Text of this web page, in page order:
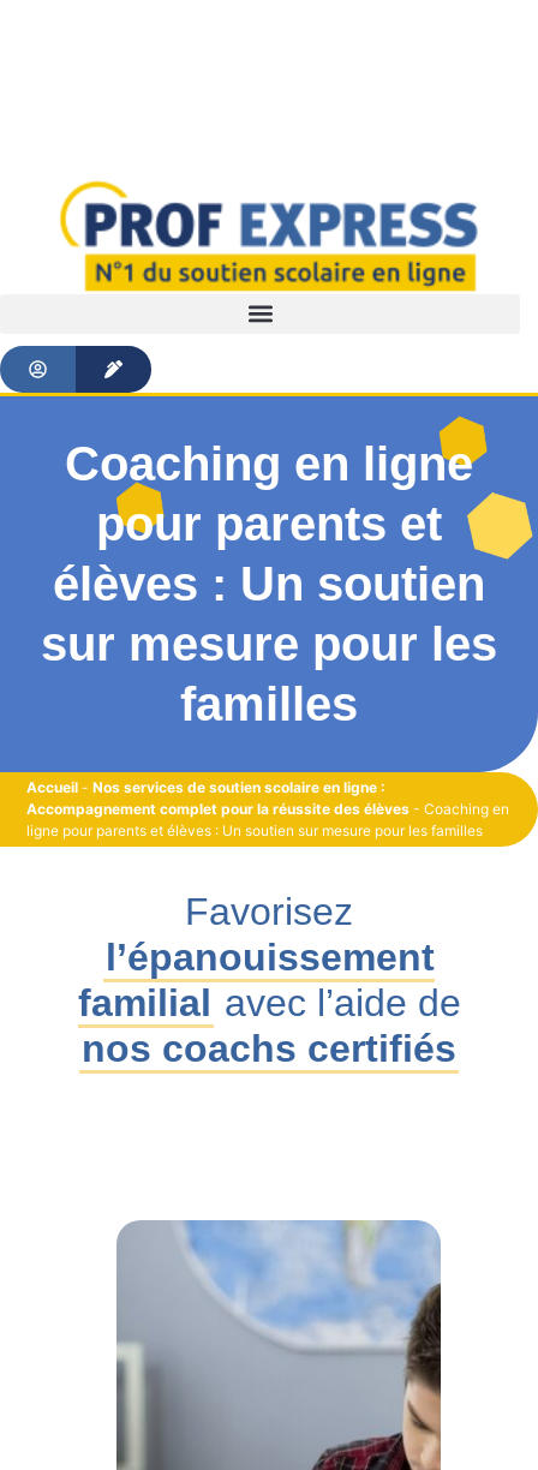
Coaching en ligne
pour parents et
élèves : Un soutien
sur mesure pour les
familles
Accueil -Nos services de soutien scolaire en ligne :
Accompagnement complet pour la réussite des élèves -Coaching en
ligne pour parents et élèves : Un soutien sur mesure pour les familles
Favorisez
l’épanouissement
familial avec l’aide de
nos coachs certifiés